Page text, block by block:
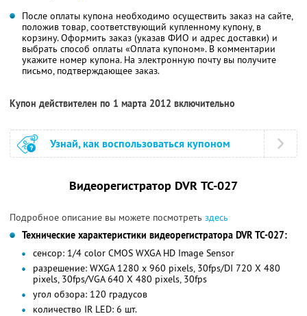
После оплаты купона необходимо осуществить заказ на сайте,
положив товар, соответствующий купленному купону, в
корзину. Оформить заказ (указав ФИО и адрес доставки) и
выбрать способ оплаты «Оплата купоном». В комментарии
укажите номер купона. На электронную почту вы получите
письмо, подтверждающее заказ.
Купон действителен по 1 марта 2012 включительно
Узнай, как воспользоваться купоном
Видеорегистратор DVR ТС-027
Подробное описание вы можете посмотреть здесь
Технические характеристики видеорегистратора DVR ТС-027:
сенсор: 1/4 color CMOS WXGA HD Image Sensor
разрешение: WXGA 1280 x 960 pixels, 30fps/DI 720 X 480
pixels, 30fps/VGA 640 X 480 pixels, 30fps
угол обзора: 120 градусов
количество IR LED: 6 шт.